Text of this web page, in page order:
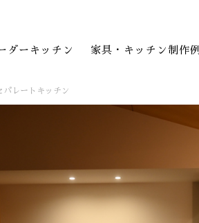
ダーキッチン 家具・キッチン制作例
レートキッチン